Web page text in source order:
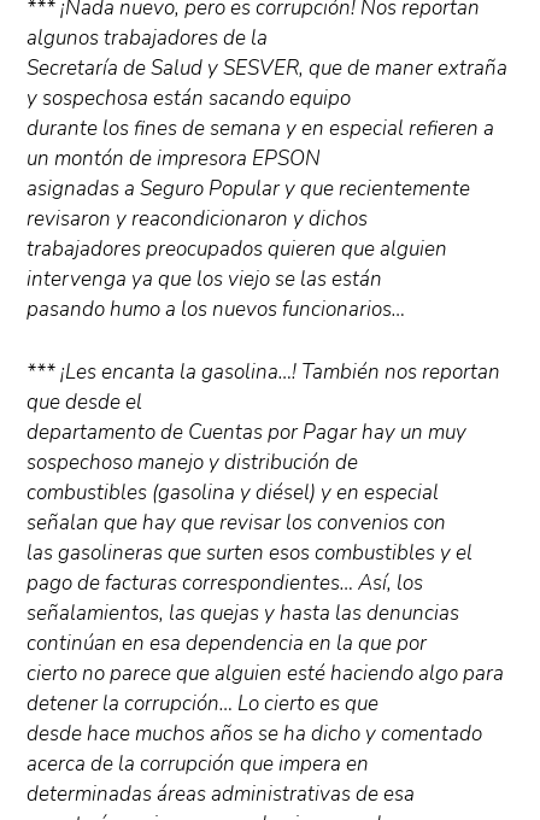
*** ¡Nada nuevo, pero es corrupción! Nos reportan
algunos trabajadores de la
Secretaría de Salud y SESVER, que de maner extraña
y sospechosa están sacando equipo
durante los fines de semana y en especial refieren a
un montón de impresora EPSON
asignadas a Seguro Popular y que recientemente
revisaron y reacondicionaron y dichos
trabajadores preocupados quieren que alguien
intervenga ya que los viejo se las están
pasando humo a los nuevos funcionarios…
*** ¡Les encanta la gasolina…! También nos reportan
que desde el
departamento de Cuentas por Pagar hay un muy
sospechoso manejo y distribución de
combustibles (gasolina y diésel) y en especial
señalan que hay que revisar los convenios con
las gasolineras que surten esos combustibles y el
pago de facturas correspondientes… Así, los
señalamientos, las quejas y hasta las denuncias
continúan en esa dependencia en la que por
cierto no parece que alguien esté haciendo algo para
detener la corrupción… Lo cierto es que
desde hace muchos años se ha dicho y comentado
acerca de la corrupción que impera en
determinadas áreas administrativas de esa